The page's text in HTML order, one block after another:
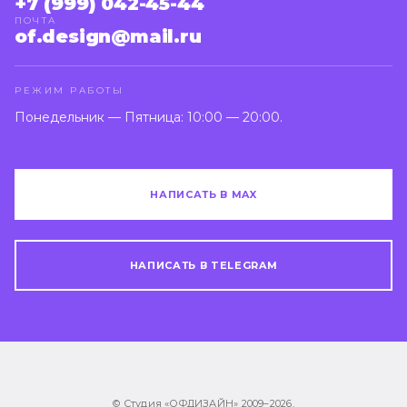
ПОЧТА
of.design@mail.ru
РЕЖИМ РАБОТЫ
Понедельник — Пятница: 10:00 — 20:00.
НАПИСАТЬ В MAX
НАПИСАТЬ В TELEGRAM
© Студия «ОФДИЗАЙН» 2009–2026